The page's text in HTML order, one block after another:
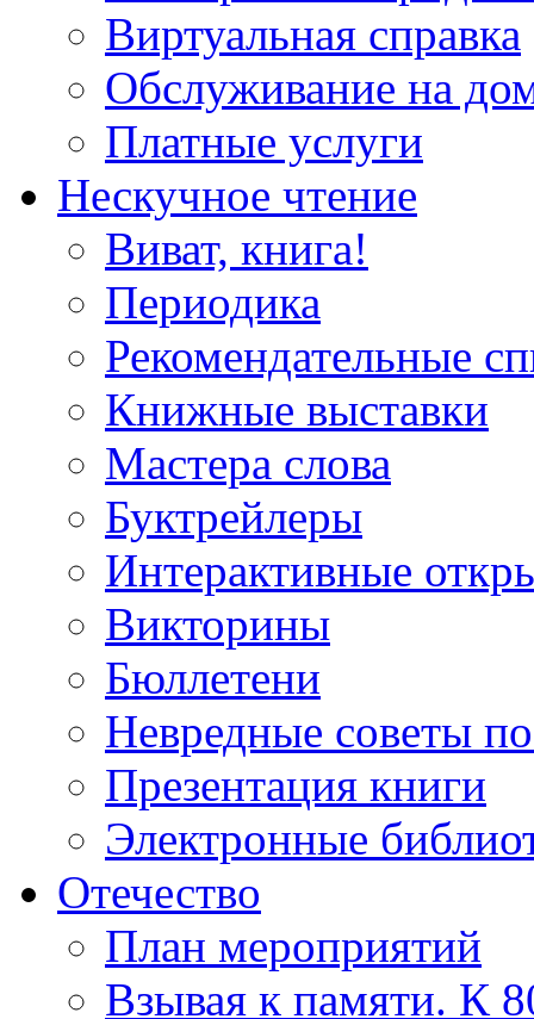
Виртуальная справка
Обслуживание на
Платные услуги
Нескучное чтение
Виват, книга!
Периодика
Рекомендательные
Книжные выставки
Мастера слова
Буктрейлеры
Интерактивные
Викторины
Бюллетени
Невредные советы
Презентация книги
Электронные
Отечество
План мероприятий
Взывая к памяти. К